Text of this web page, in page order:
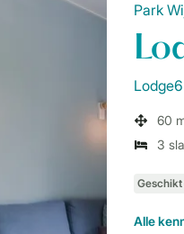
Park
Lodge6
60
3
Alle